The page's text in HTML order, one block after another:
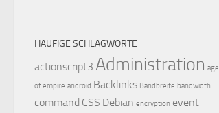
HÄUFIGE SCHLAGWORTE
actionscript3 Administration age
of empire android Backlinks Bandbreite bandwidth
command CSS Debian encryption event